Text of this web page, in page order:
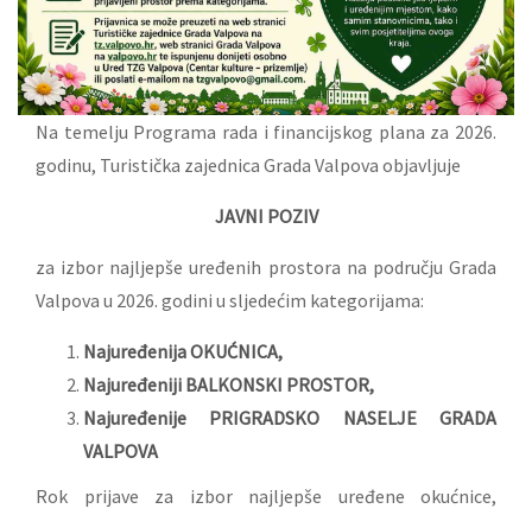
Na temelju Programa rada i financijskog plana za 2026.
godinu, Turistička zajednica Grada Valpova objavljuje
JAVNI POZIV
za izbor najljepše uređenih prostora na području Grada
Valpova u 2026. godini u sljedećim kategorijama:
Najuređenija OKUĆNICA,
Najuređeniji BALKONSKI PROSTOR,
Najuređenije PRIGRADSKO NASELJE GRADA
VALPOVA
Rok prijave za izbor najljepše uređene okućnice,